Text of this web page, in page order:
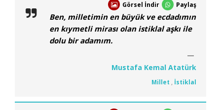
Görsel İndir Paylaş
Ben, milletimin en büyük ve ecdadımın
en kıymetli mirası olan istiklal aşkı ile
dolu bir adamım.
Mustafa Kemal Atatürk
Millet , İstiklal